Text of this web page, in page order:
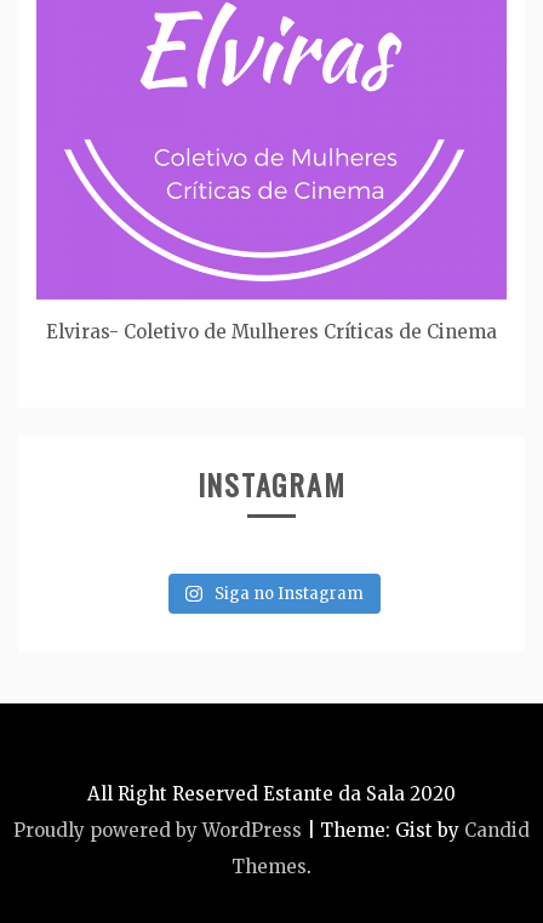
Elviras- Coletivo de Mulheres Críticas de Cinema
INSTAGRAM
Siga no Instagram
All Right Reserved Estante da Sala 2020
Proudly powered by WordPress
Theme: Gist by Candid
Themes.